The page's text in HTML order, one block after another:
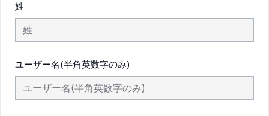
姓
ユーザー名(半角英数字のみ)